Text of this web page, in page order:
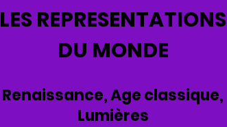
LES REPRESENTATIONS
DU MONDE
Renaissance, Age classique,
Lumières